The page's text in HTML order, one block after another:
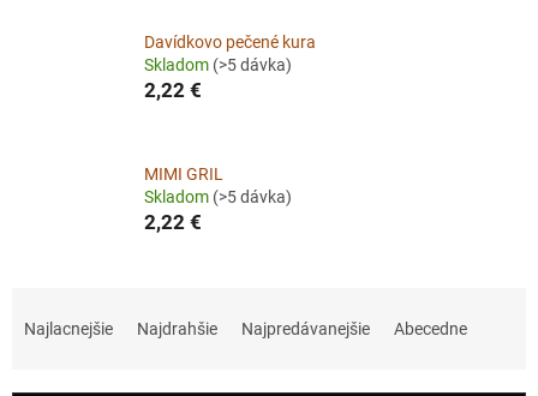
Davídkovo pečené kura
Skladom (>5 dávka)
2,22 €
MIMI GRIL
Skladom (>5 dávka)
2,22 €
Najlacnejšie Najdrahšie Najpredávanejšie Abecedne